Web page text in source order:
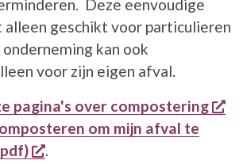
Deze eenvoudige
alleen geschikt voor particulieren
kan ook
voor zijn eigen afval.
pagina's over compostering
venster
om mijn afval te
opent een nieuw venster